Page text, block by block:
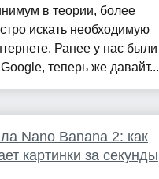
в теории, более
искать необходимую
Ранее у нас были
теперь же давайт...
Nano Banana 2: как
картинки за секунды